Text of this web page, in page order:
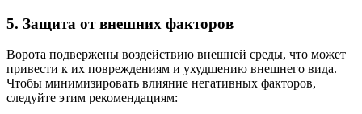
5. Защита от внешних факторов
Ворота подвержены воздействию внешней среды, что может
привести к их повреждениям и ухудшению внешнего вида.
Чтобы минимизировать влияние негативных факторов,
следуйте этим рекомендациям: